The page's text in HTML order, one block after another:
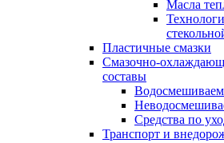
Масла
Пластичные смазки
Смазочно-
составы
Средства по
Транспорт и